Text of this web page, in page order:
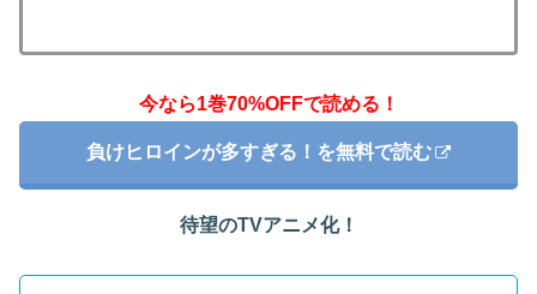
今なら1巻70%OFFで読める！
負けヒロインが多すぎる！を無料で読む
待望のTVアニメ化！